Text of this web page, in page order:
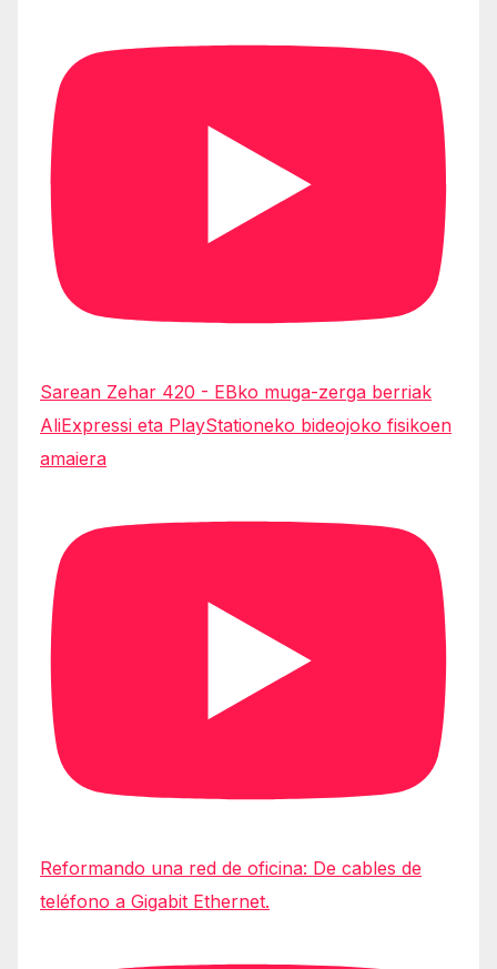
Sarean Zehar 420 - EBko muga-zerga berriak
AliExpressi eta PlayStationeko bideojoko fisikoen
amaiera
Reformando una red de oficina: De cables de
teléfono a Gigabit Ethernet.